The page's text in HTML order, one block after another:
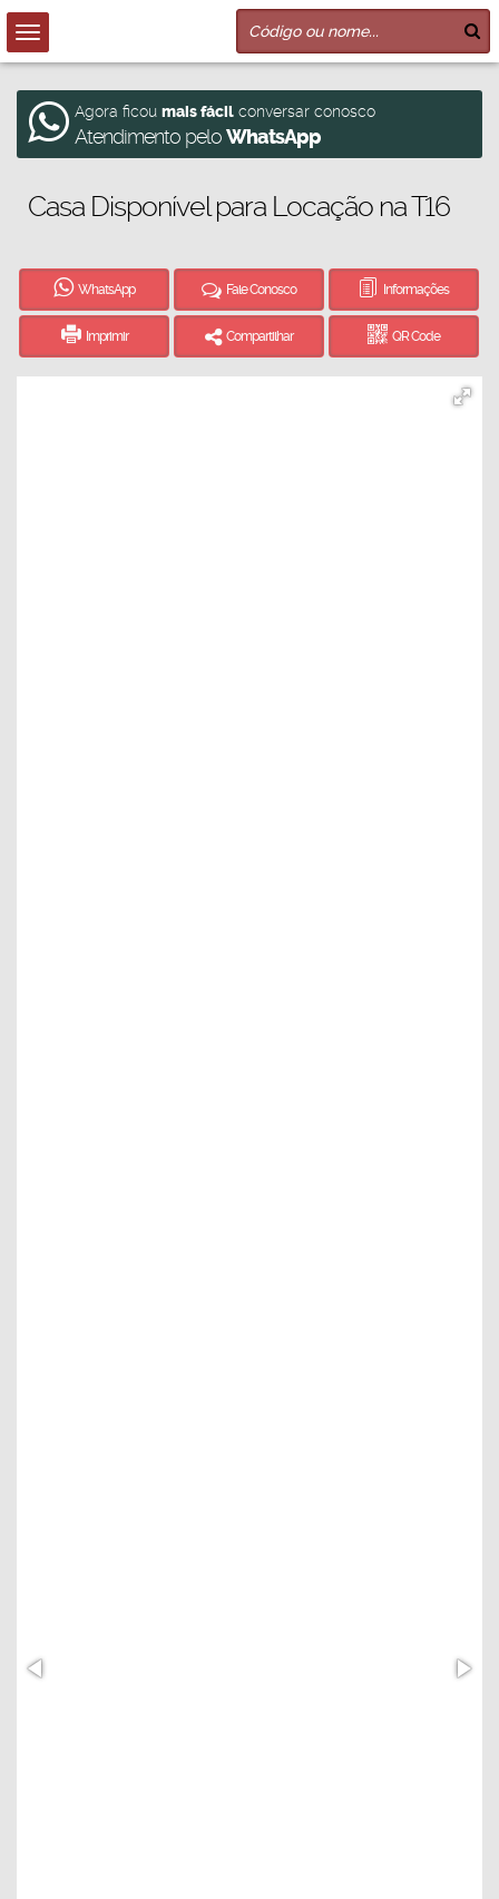
Agora ficou mais fácil conversar conosco
Atendimento peloWhatsApp
Casa Disponível para Locação na T16
WhatsApp Fale Conosco Informações
Imprimir Compartilhar QR Code